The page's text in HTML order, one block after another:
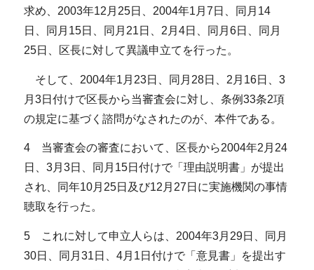
求め、2003年12月25日、2004年1月7日、同月14
日、同月15日、同月21日、2月4日、同月6日、同月
25日、区長に対して異議申立てを行った。
そして、2004年1月23日、同月28日、2月16日、3
月3日付けで区長から当審査会に対し、条例33条2項
の規定に基づく諮問がなされたのが、本件である。
4 当審査会の審査において、区長から2004年2月24
日、3月3日、同月15日付けで「理由説明書」が提出
され、同年10月25日及び12月27日に実施機関の事情
聴取を行った。
5 これに対して申立人らは、2004年3月29日、同月
30日、同月31日、4月1日付けで「意見書」を提出す